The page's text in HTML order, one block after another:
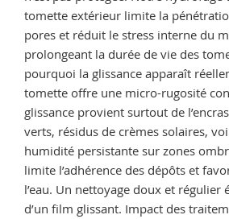
tomette extérieur limite la
pores et réduit le stress interne du
prolongeant la durée de vie des
pourquoi la glissance apparaît
tomette offre une micro-rugosité
glissance provient surtout de
verts, résidus de crèmes solaires,
humidité persistante sur zones
limite l’adhérence des dépôts et
l’eau. Un nettoyage doux et
d’un film glissant. Impact des